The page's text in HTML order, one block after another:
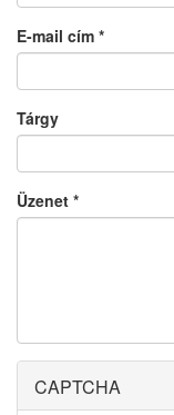
E-mail cím *
Tárgy
Üzenet *
CAPTCHA